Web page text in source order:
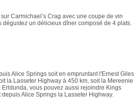
Carmichael’s Crag avec une coupe de vin
dégustez un délicieux dîner composé de 4 plats.
Alice Springs soit en empruntant l'Ernest Giles
la Lasseter Highway à 450 km, soit la Mereenie
vous pouvez aussi rejoindre Kings
Alice Springs la Lasseter Highway.